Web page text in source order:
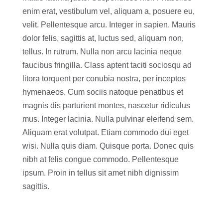
enim erat, vestibulum vel, aliquam a, posuere eu,
velit. Pellentesque arcu. Integer in sapien. Mauris
dolor felis, sagittis at, luctus sed, aliquam non,
tellus. In rutrum. Nulla non arcu lacinia neque
faucibus fringilla. Class aptent taciti sociosqu ad
litora torquent per conubia nostra, per inceptos
hymenaeos. Cum sociis natoque penatibus et
magnis dis parturient montes, nascetur ridiculus
mus. Integer lacinia. Nulla pulvinar eleifend sem.
Aliquam erat volutpat. Etiam commodo dui eget
wisi. Nulla quis diam. Quisque porta. Donec quis
nibh at felis congue commodo. Pellentesque
ipsum. Proin in tellus sit amet nibh dignissim
sagittis.